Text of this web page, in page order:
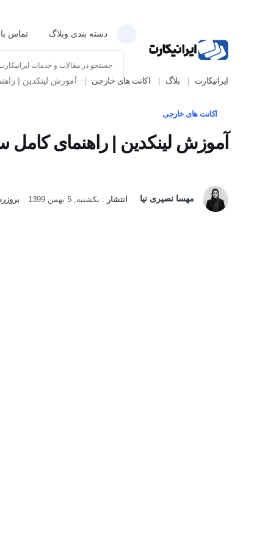
دسته بندی وبلاگ تماس
ایرانیکارت بلاگ اکانت های خارجی آموزش لینکدین |
اکانت های خارجی
آموزش لینکدین | راهنمای کامل
مهسا نصیری نیا انتشار : یکشنبه, 5 بهمن 1399